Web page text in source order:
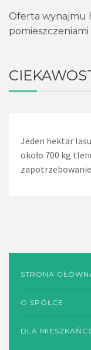
Oferta wynajmu
Jeden hektar
około 700 kg
Jeden
ciągu doby
spłuczka w WC
STRONA
O SPÓŁCE
DLA